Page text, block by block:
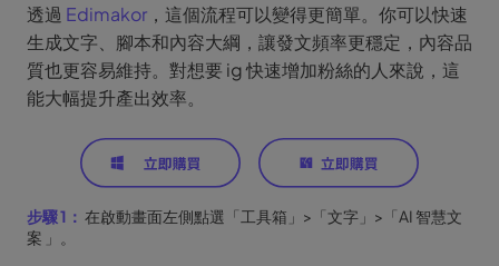
透過 Edimakor ，這個流程可以變得更簡單。你可以快速
生成文字、腳本和內容大綱，讓發文頻率更穩定，內容品
質也更容易維持。對想要 ig 快速增加粉絲的人來說，這
能大幅提升產出效率。
步驟 1： 在啟動畫面左側點選「工具箱」>「文字」>「AI 智慧文
案 」。